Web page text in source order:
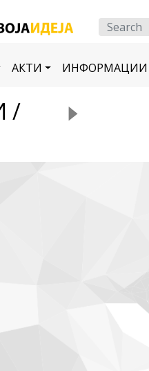
АКТИ ИНФОРМАЦИИ
/